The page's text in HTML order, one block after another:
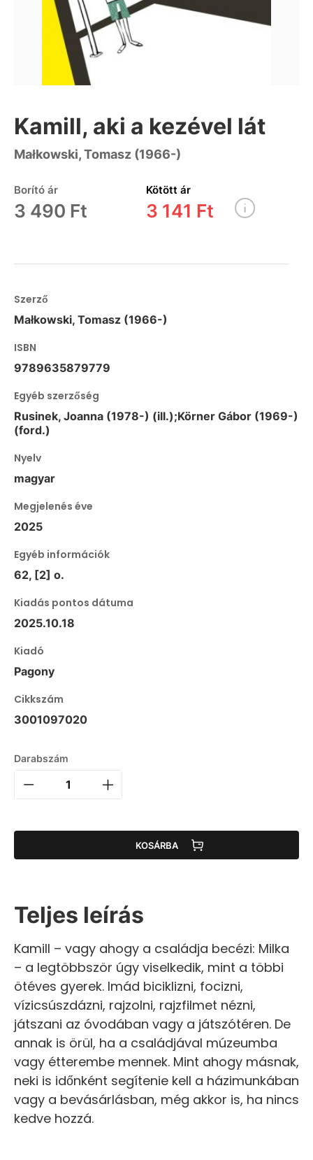
Kamill, aki a kezével lát
Małkowski, Tomasz (1966-)
Borító ár
3 490 Ft
Kötött ár
3 141 Ft
Szerző
Małkowski, Tomasz (1966-)
ISBN
9789635879779
Egyéb szerzőség
Rusinek, Joanna (1978-) (ill.);Körner Gábor (1969-)
(ford.)
Nyelv
magyar
Megjelenés éve
2025
Egyéb információk
62, [2] o.
Kiadás pontos dátuma
2025.10.18
Kiadó
Pagony
Cikkszám
3001097020
Darabszám
KOSÁRBA
Teljes leírás
Kamill – vagy ahogy a családja becézi: Milka
– a legtöbbször úgy viselkedik, mint a többi
ötéves gyerek. Imád biciklizni, focizni,
vízicsúszdázni, rajzolni, rajzfilmet nézni,
játszani az óvodában vagy a játszótéren. De
annak is örül, ha a családjával múzeumba
vagy étterembe mennek. Mint ahogy másnak,
neki is időnként segítenie kell a házimunkában
vagy a bevásárlásban, még akkor is, ha nincs
kedve hozzá.